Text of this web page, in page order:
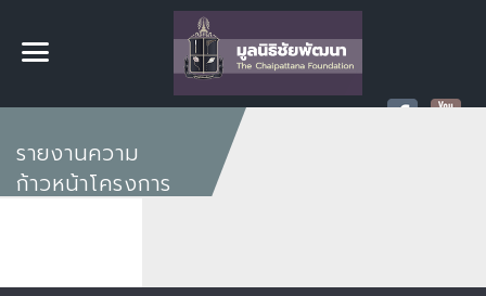
รายงานความ
ก้าวหน้าโครงการ